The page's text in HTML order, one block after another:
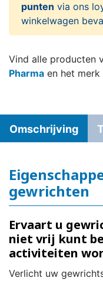
punten via ons
winkelwagen
Vind alle producten
Pharma en het merk
Omschrijving
gewrichten
Ervaart u
niet vrij kunt
activiteiten
Verlicht uw